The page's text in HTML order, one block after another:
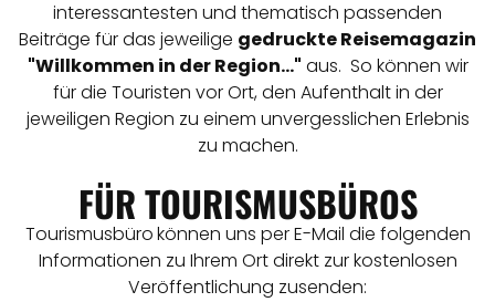
interessantesten und thematisch passenden
Beiträge für das jeweilige gedruckte Reisemagazin
"Willkommen in der Region..." aus. So können wir
für die Touristen vor Ort, den Aufenthalt in der
jeweiligen Region zu einem unvergesslichen Erlebnis
zu machen.
FÜR TOURISMUSBÜROS
Tourismusbürokönnen uns per E-Mail die folgenden
Informationen zu Ihrem Ort direkt zur kostenlosen
Veröffentlichung zusenden: